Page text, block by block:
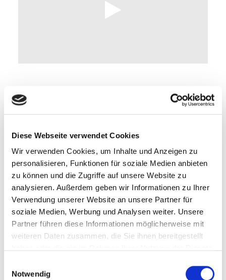
Diese Webseite verwendet Cookies
Wir verwenden Cookies, um Inhalte und Anzeigen zu
personalisieren, Funktionen für soziale Medien anbieten
zu können und die Zugriffe auf unsere Website zu
analysieren. Außerdem geben wir Informationen zu Ihrer
Verwendung unserer Website an unsere Partner für
soziale Medien, Werbung und Analysen weiter. Unsere
Partner führen diese Informationen möglicherweise mit
weiteren Daten zusammen, die Sie ihnen bereitgestellt
Notwendig
Hier in einer der heutigen Sprache angepassten Form:
Du siehst, wohin du siehst, nur Eitelkeit auf Erden.
Was dieser heute baut, reißt jener morgen ein:
Wo jetzt noch Städte stehn, wird eine Wiese sein,
Auf der ein Schäferskind wird spielen mit den Herden.
Was jetzt noch prächtig blüht, soll bald zertreten werden.
Was jetzt so pocht und trotzt, ist morgen Asch’ und Bein,
Nichts ist, das ewig sei, kein Erz, kein Marmorstein.
Jetzt lacht das Glück uns an, bald donnern die
Der hohen Taten Ruhm muss wie ein Traum vergehn.